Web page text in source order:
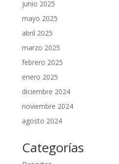
junio 2025
mayo 2025
abril 2025
marzo 2025
febrero 2025
enero 2025
diciembre 2024
noviembre 2024
agosto 2024
Categorías